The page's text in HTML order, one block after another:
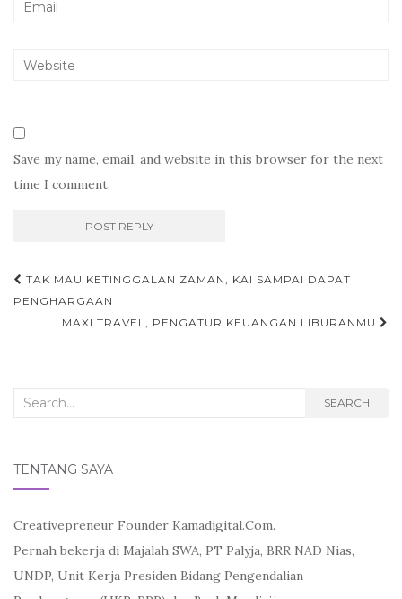
Save my name, email, and website in this browser for the next
time I comment.
Post
navigation
TAK MAU KETINGGALAN ZAMAN, KAI SAMPAI DAPAT
PENGHARGAAN
MAXI TRAVEL, PENGATUR KEUANGAN LIBURANMU
Search
SEARCH
TENTANG SAYA
Creativepreneur Founder Kamadigital.Com.
Pernah bekerja di Majalah SWA, PT Palyja, BRR NAD Nias,
UNDP, Unit Kerja Presiden Bidang Pengendalian